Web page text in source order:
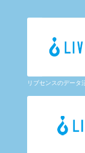
リブセンスのデータ